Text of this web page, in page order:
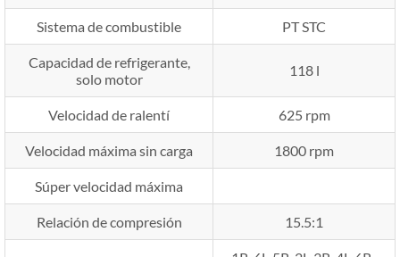
Sistema de combustible PT STC
Capacidad de refrigerante,
solo motor
118 l
Velocidad de ralentí 625 rpm
Velocidad máxima sin carga 1800 rpm
Súper velocidad máxima
Relación de compresión 15.5:1